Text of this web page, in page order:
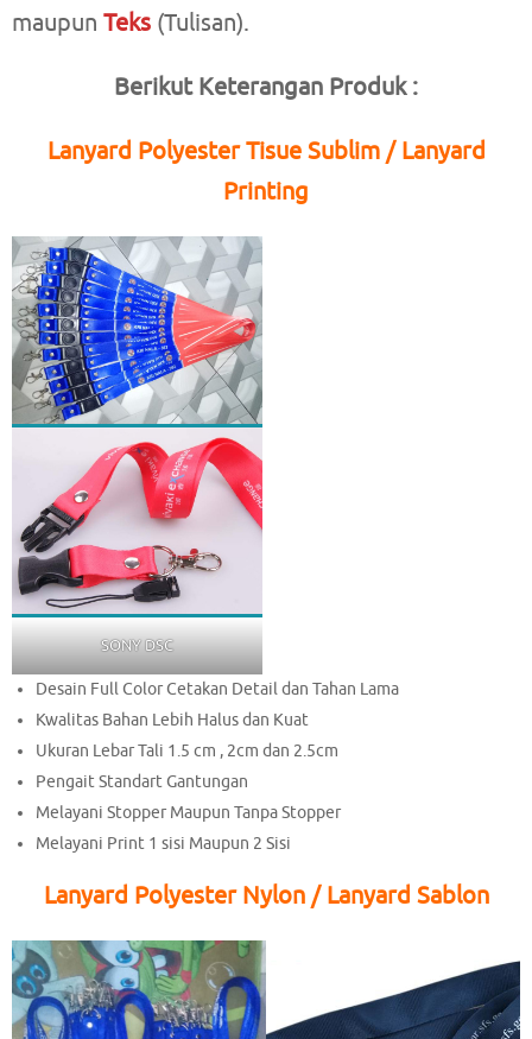
maupun Teks (Tulisan).
Berikut Keterangan Produk :
Lanyard Polyester Tisue Sublim / Lanyard
Printing
SONY DSC
Desain Full Color Cetakan Detail dan Tahan Lama
Kwalitas Bahan Lebih Halus dan Kuat
Ukuran Lebar Tali 1.5 cm , 2cm dan 2.5cm
Pengait Standart Gantungan
Melayani Stopper Maupun Tanpa Stopper
Melayani Print 1 sisi Maupun 2 Sisi
Lanyard Polyester Nylon / Lanyard Sablon